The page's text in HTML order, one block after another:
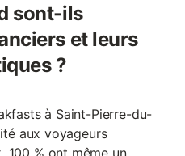
sont-ils
et leurs
?
à Saint-Pierre-du-
aux voyageurs
100 % ont même un